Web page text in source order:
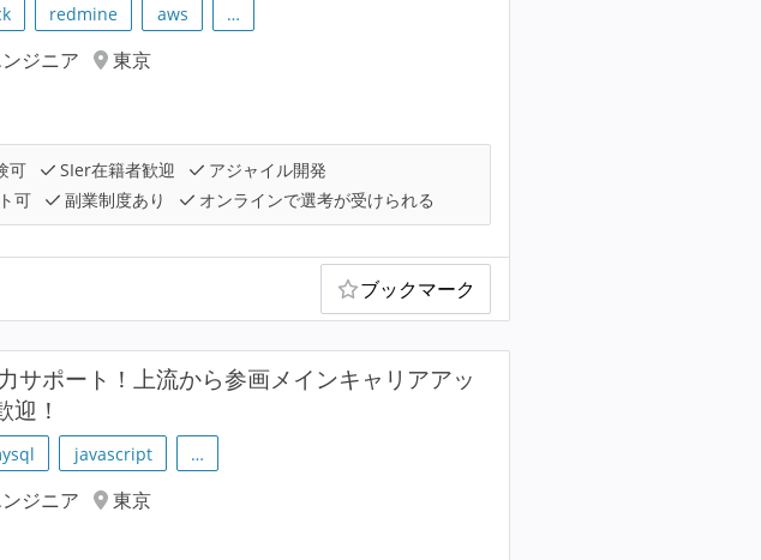
redmine aws …
ジニア
東京
可 SIer在籍者歓迎
アジャイル開発
可 副業制度あり オンラインで選考が受けられる
ブックマーク
サポート！上流から参画メインキャリアアッ
！
javascript …
ジニア
東京